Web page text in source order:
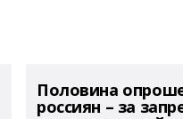
Половина
россиян – за